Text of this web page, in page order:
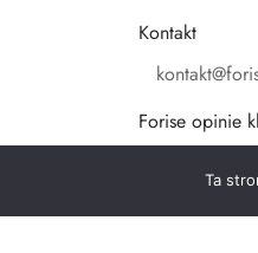
Kontakt
Forise opinie
Ta